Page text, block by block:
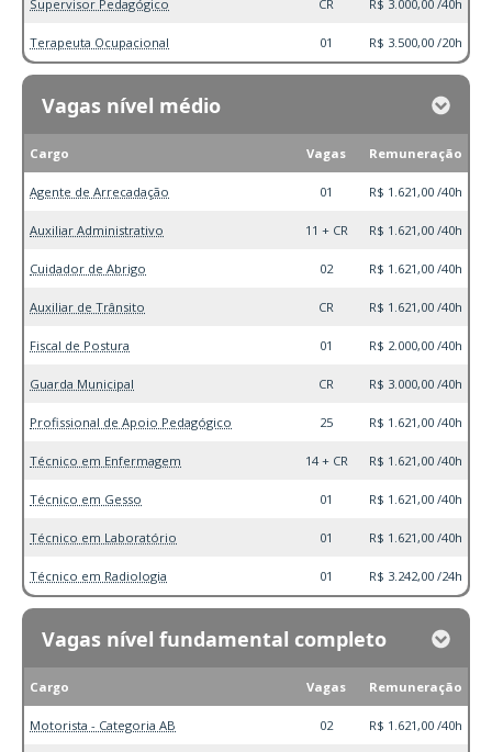
Supervisor Pedagógico CR R$ 3.000,00 /40h
Terapeuta Ocupacional 01 R$ 3.500,00 /20h
Vagas nível médio
Cargo Vagas Remuneração
Agente de Arrecadação 01 R$ 1.621,00 /40h
Auxiliar Administrativo 11 + CR R$ 1.621,00 /40h
Cuidador de Abrigo 02 R$ 1.621,00 /40h
Auxiliar de Trânsito CR R$ 1.621,00 /40h
Fiscal de Postura 01 R$ 2.000,00 /40h
Guarda Municipal CR R$ 3.000,00 /40h
Profissional de Apoio Pedagógico 25 R$ 1.621,00 /40h
Técnico em Enfermagem 14 + CR R$ 1.621,00 /40h
Técnico em Gesso 01 R$ 1.621,00 /40h
Técnico em Laboratório 01 R$ 1.621,00 /40h
Técnico em Radiologia 01 R$ 3.242,00 /24h
Vagas nível fundamental completo
Cargo Vagas Remuneração
Motorista - Categoria AB 02 R$ 1.621,00 /40h